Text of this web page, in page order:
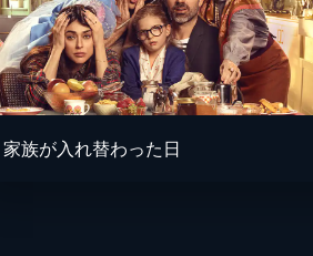
・シム
ンコフ
ベイリー
家族が入れ替わった日